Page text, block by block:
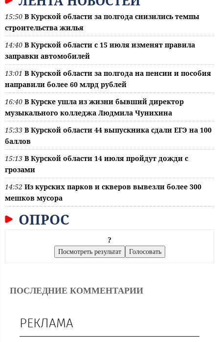
15:50 В Курской области за полгода снизились темпы
строительства жилья
14:40 В Курской области с 15 июля изменят правила
заправки автомобилей
13:01 В Курской области за полгода на пенсии и пособия
направили более 60 млрд рублей
16:40 В Курске ушла из жизни бывший директор
музыкального колледжа Людмила Чунихина
15:33 В Курской области 44 выпускника сдали ЕГЭ на 100
баллов
15:13 В Курской области 14 июля пройдут дожди с
грозами
14:52 Из курских парков и скверов вывезли более 300
мешков мусора
ОПРОС
?
ПОСЛЕДНИЕ КОММЕНТАРИИ
РЕКЛАМА